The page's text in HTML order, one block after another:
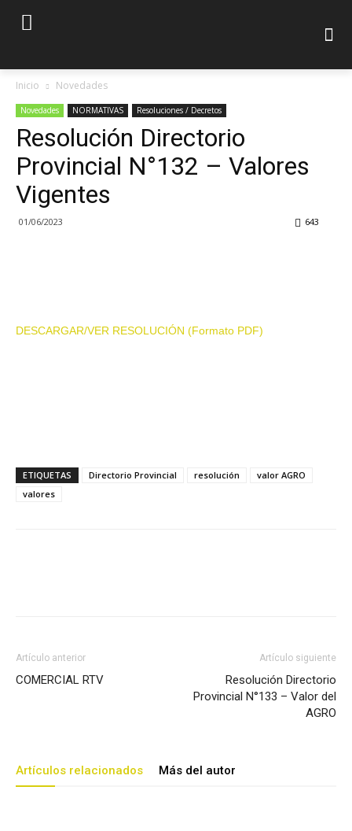
Inicio Novedades
Novedades NORMATIVAS Resoluciones / Decretos
Resolución Directorio
Provincial N°132 – Valores
Vigentes
01/06/2023 643
DESCARGAR/VER RESOLUCIÓN (Formato PDF)
ETIQUETAS Directorio Provincial resolución
valor AGRO
valores
Artículo anterior
COMERCIAL RTV
Artículo siguiente
Resolución Directorio
Provincial N°133 – Valor del
AGRO
Artículos relacionados Más del autor